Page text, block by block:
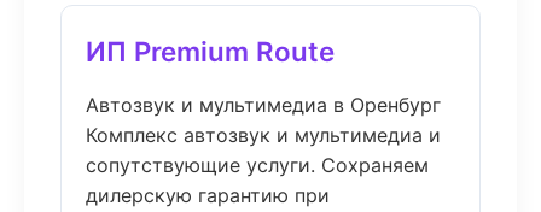
ИП Premium Route
Автозвук и мультимедиа в Оренбург
Комплекс автозвук и мультимедиа и
сопутствующие услуги. Сохраняем
дилерскую гарантию при